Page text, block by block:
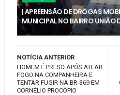
| APREENSÃO DE DROGAS
MUNICIPAL NO BAIRRO UNIÃO
NOTÍCIA ANTERIOR
HOMEM É PRESO APÓS ATEAR
FOGO NA COMPANHEIRA E
TENTAR FUGIR NA BR-369 EM
CORNÉLIO PROCÓPIO